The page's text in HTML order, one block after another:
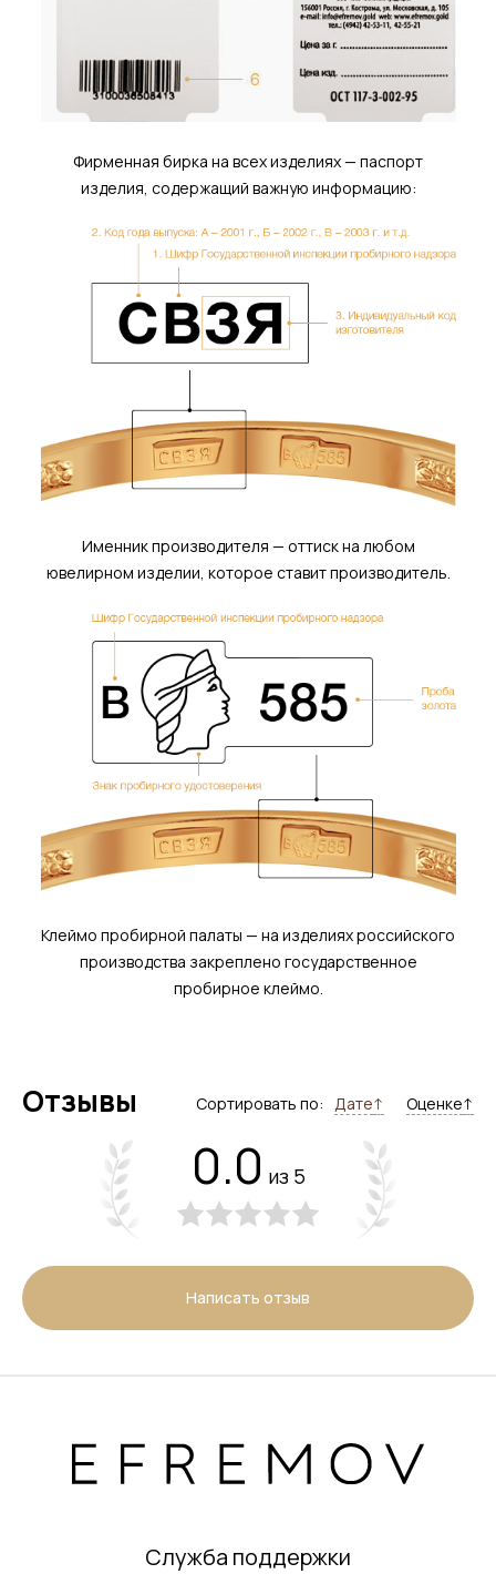
Фирменная бирка на всех изделиях — паспорт
изделия, содержащий важную информацию:
Именник производителя — оттиск на любом
ювелирном изделии, которое ставит производитель.
Клеймо пробирной палаты — на изделиях российского
производства закреплено государственное
пробирное клеймо.
Отзывы Сортировать по: Дате↑ Оценке↑
0.0 из 5
Написать отзыв
Служба поддержки